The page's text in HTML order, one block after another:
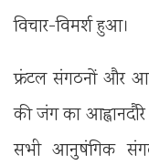
विचार-विमर्श हुआ।
फ्रंटल संगठनों और
की जंग का आह्वानदौरे
सभी आनुषंगिक